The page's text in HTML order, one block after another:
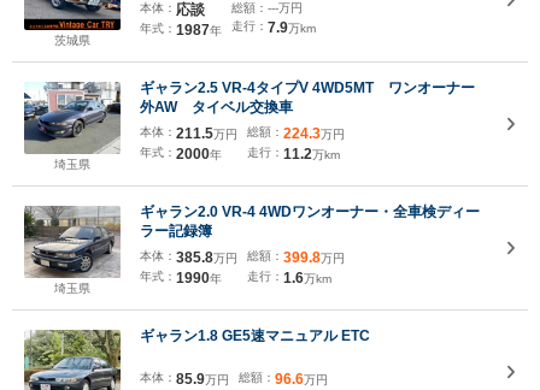
茨城県
本体： 応談
年式： 1987年
総額： ---万円
走行： 7.9万km
埼玉県
ギャラン2.5 VR-4タイプV 4WD5MT ワンオーナー
外AW タイベル交換車
本体： 211.5万円
年式： 2000年
総額： 224.3万円
走行： 11.2万km
埼玉県
ギャラン2.0 VR-4 4WDワンオーナー・全車検ディー
ラー記録簿
本体： 385.8万円
年式： 1990年
総額： 399.8万円
走行： 1.6万km
ギャラン1.8 GE5速マニュアル ETC
本体： 85.9万円
総額： 96.6万円